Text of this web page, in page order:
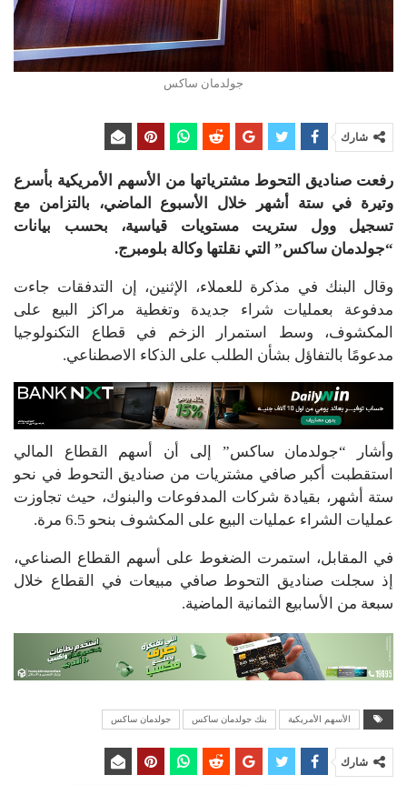
جولدمان ساكس
شارك
رفعت صناديق التحوط مشترياتها من الأسهم الأمريكية بأسرع
وتيرة في ستة أشهر خلال الأسبوع الماضي، بالتزامن مع
تسجيل وول ستريت مستويات قياسية، بحسب بيانات
“جولدمان ساكس” التي نقلتها وكالة بلومبرج.
وقال البنك في مذكرة للعملاء، الإثنين، إن التدفقات جاءت
مدفوعة بعمليات شراء جديدة وتغطية مراكز البيع على
المكشوف، وسط استمرار الزخم في قطاع التكنولوجيا
مدعومًا بالتفاؤل بشأن الطلب على الذكاء الاصطناعي.
وأشار “جولدمان ساكس” إلى أن أسهم القطاع المالي
استقطبت أكبر صافي مشتريات من صناديق التحوط في نحو
ستة أشهر، بقيادة شركات المدفوعات والبنوك، حيث تجاوزت
عمليات الشراء عمليات البيع على المكشوف بنحو 6.5 مرة.
في المقابل، استمرت الضغوط على أسهم القطاع الصناعي،
إذ سجلت صناديق التحوط صافي مبيعات في القطاع خلال
سبعة من الأسابيع الثمانية الماضية.
الأسهم الأمريكية بنك جولدمان ساكس جولدمان ساكس
شارك